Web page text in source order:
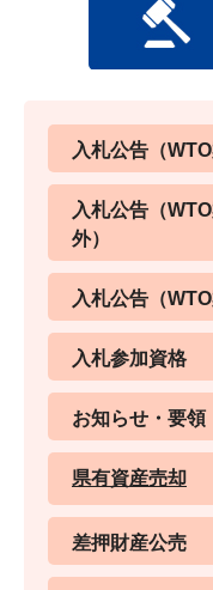
入札公告（WTO
入札公告（
外）
入札公告（
入札参加資格
お知らせ・要領
県有資産売却
差押財産公売